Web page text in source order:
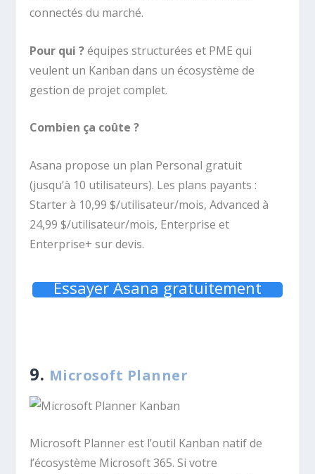
connectés du marché.
Pour qui ?équipes structurées et PME qui
veulent un Kanban dans un écosystème de
gestion de projet complet.
Combien ça coûte ?
Asana propose un plan Personal gratuit
(jusqu’à 10 utilisateurs). Les plans payants :
Starter à 10,99 $/utilisateur/mois, Advanced à
24,99 $/utilisateur/mois, Enterprise et
Enterprise+ sur devis.
Essayer Asana gratuitement
9. Microsoft Planner
Microsoft Planner est l’outil Kanban natif de
l’écosystème Microsoft 365. Si votre